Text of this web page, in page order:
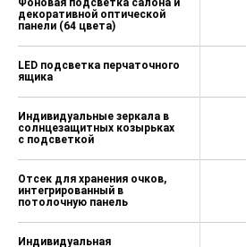
Электронная система
устойчивости (ESP)
Электронная система
сцепления (TCS)
Система помощи при
торможении (BA)
шинах (TPMS)
Фоновая подсветка салона и
декоративной оптической
панели (64 цвета)
LED подсветка перчаточного
ящика
Индивидуальные зеркала в
солнцезащитных козырьках
с подсветкой
Отсек для хранения очков,
интегрированный в
потолочную панель
Индивидуальная